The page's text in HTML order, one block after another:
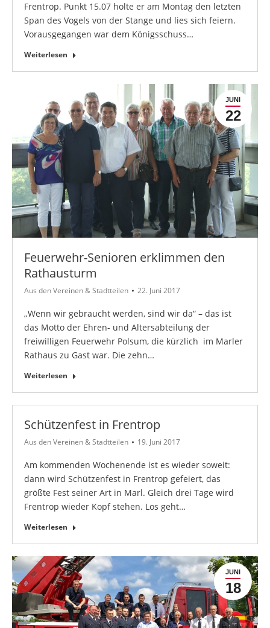
Frentrop. Punkt 15.07 holte er am Montag den letzten
Span des Vogels von der Stange und lies sich feiern.
Vorausgegangen war dem Königsschuss…
Weiterlesen
JUNI
22
Feuerwehr-Senioren erklimmen den
Rathausturm
Aus den Vereinen & Stadtteilen 22. Juni 2017
„Wenn wir gebraucht werden, sind wir da“ – das ist
das Motto der Ehren- und Altersabteilung der
freiwilligen Feuerwehr Polsum, die kürzlich im Marler
Rathaus zu Gast war. Die zehn…
Weiterlesen
Schützenfest in Frentrop
Aus den Vereinen & Stadtteilen 19. Juni 2017
Am kommenden Wochenende ist es wieder soweit:
dann wird Schützenfest in Frentrop gefeiert, das
größte Fest seiner Art in Marl. Gleich drei Tage wird
Frentrop wieder Kopf stehen. Los geht…
Weiterlesen
JUNI
18